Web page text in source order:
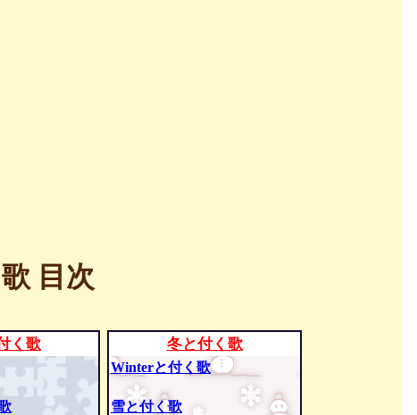
目次
く歌 冬と付く歌
Winterと付く歌
雪と付く歌